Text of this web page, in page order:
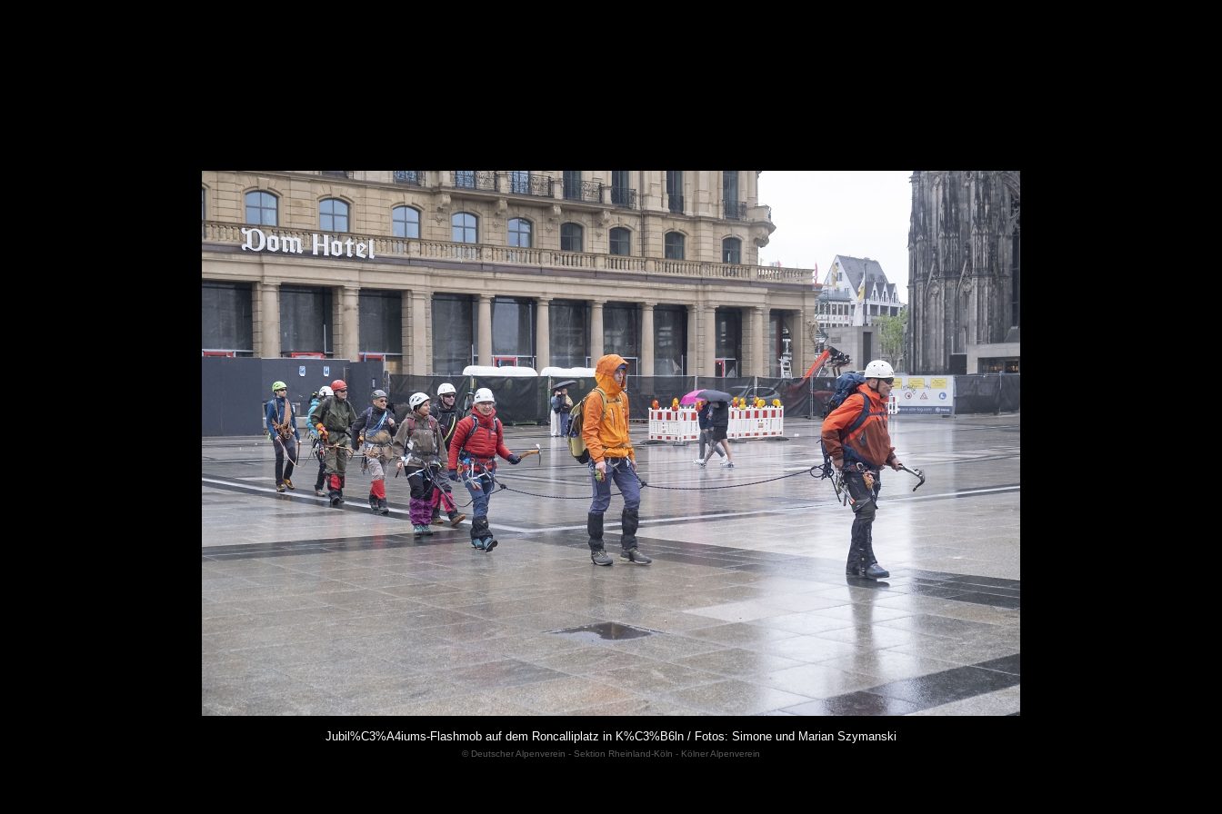
Jubil%C3%A4iums-Flashmob auf dem Roncalliplatz in K%C3%B6ln / Fotos: Simone und Marian Szymanski
© Deutscher Alpenverein - Sektion Rheinland-Köln - Kölner Alpenverein